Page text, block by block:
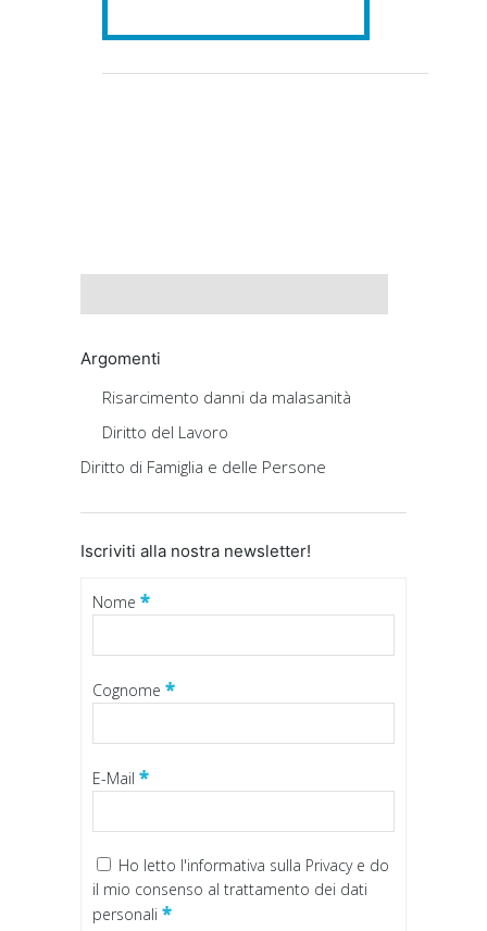
Argomenti
Risarcimento danni da malasanità
Diritto del Lavoro
Diritto di Famiglia e delle Persone
Iscriviti alla nostra newsletter!
Nome *
Cognome *
E-Mail *
Ho letto l'informativa sulla Privacy e do
il mio consenso al trattamento dei dati
personali *